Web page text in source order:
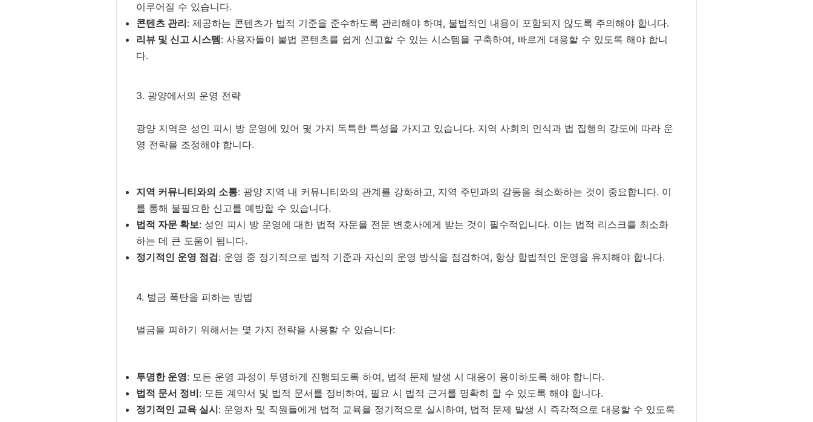
이루어질 수 있습니다.
콘텐츠 관리: 제공하는 콘텐츠가 법적 기준을 준수하도록 관리해야 하며, 불법적인 내용이 포함되지 않도록 주의해야 합니다.
리뷰 및 신고 시스템: 사용자들이 불법 콘텐츠를 쉽게 신고할 수 있는 시스템을 구축하여, 빠르게 대응할 수 있도록 해야 합니
다.
3. 광양에서의 운영 전략
광양 지역은 성인 피시 방 운영에 있어 몇 가지 독특한 특성을 가지고 있습니다. 지역 사회의 인식과 법 집행의 강도에 따라 운
영 전략을 조정해야 합니다.
지역 커뮤니티와의 소통: 광양 지역 내 커뮤니티와의 관계를 강화하고, 지역 주민과의 갈등을 최소화하는 것이 중요합니다. 이
를 통해 불필요한 신고를 예방할 수 있습니다.
법적 자문 확보: 성인 피시 방 운영에 대한 법적 자문을 전문 변호사에게 받는 것이 필수적입니다. 이는 법적 리스크를 최소화
하는 데 큰 도움이 됩니다.
정기적인 운영 점검: 운영 중 정기적으로 법적 기준과 자신의 운영 방식을 점검하여, 항상 합법적인 운영을 유지해야 합니다.
4. 벌금 폭탄을 피하는 방법
벌금을 피하기 위해서는 몇 가지 전략을 사용할 수 있습니다:
투명한 운영: 모든 운영 과정이 투명하게 진행되도록 하여, 법적 문제 발생 시 대응이 용이하도록 해야 합니다.
법적 문서 정비: 모든 계약서 및 법적 문서를 정비하여, 필요 시 법적 근거를 명확히 할 수 있도록 해야 합니다.
정기적인 교육 실시: 운영자 및 직원들에게 법적 교육을 정기적으로 실시하여, 법적 문제 발생 시 즉각적으로 대응할 수 있도록